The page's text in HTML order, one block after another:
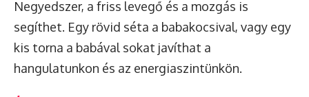
Negyedszer, a friss levegő és a mozgás is
segíthet. Egy rövid séta a babakocsival, vagy egy
kis torna a babával sokat javíthat a
hangulatunkon és az energiaszintünkön.